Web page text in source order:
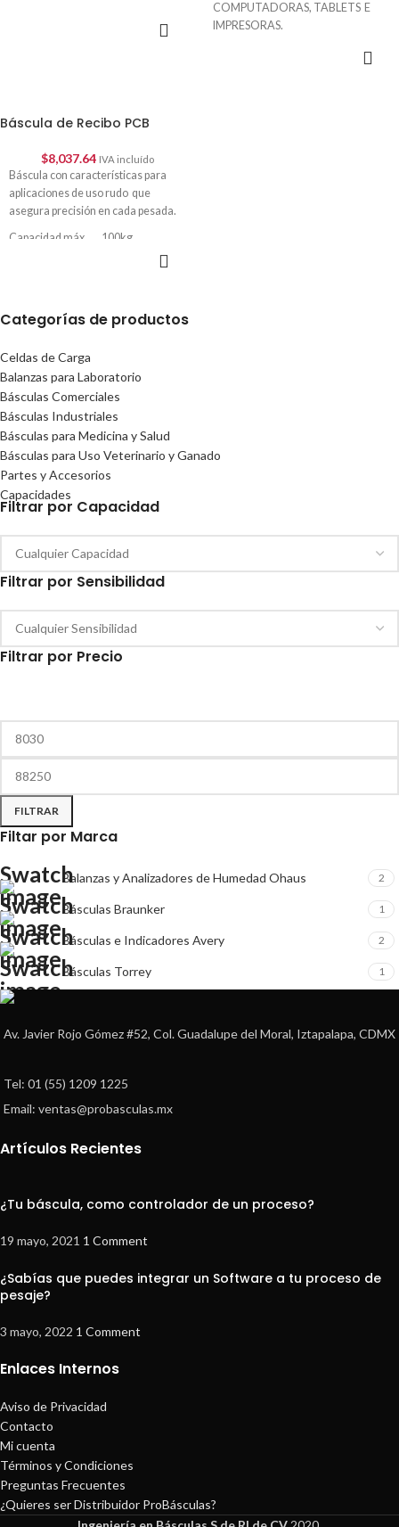
COMPUTADORAS, TABLETS E
IMPRESORAS.
Su conectividad inalámbrica nos
Báscula de Recibo PCB
$8,037.64 IVA incluído
Báscula con características para
aplicaciones de uso rudo que
asegura precisión en cada pesada.
Capacidad máx. 100kg
Categorías de productos
Celdas de Carga
Balanzas para Laboratorio
Básculas Comerciales
Básculas Industriales
Básculas para Medicina y Salud
Básculas para Uso Veterinario y Ganado
Partes y Accesorios
Capacidades
Filtrar por Capacidad
Filtrar por Sensibilidad
Filtrar por Precio
FILTRAR
Filtar por Marca
Balanzas y Analizadores de Humedad Ohaus 2
Básculas Braunker 1
Básculas e Indicadores Avery 2
Básculas Torrey 1
Av. Javier Rojo Gómez #52, Col. Guadalupe del Moral, Iztapalapa, CDMX
Tel: 01 (55) 1209 1225
Email: ventas@probasculas.mx
Artículos Recientes
¿Tu báscula, como controlador de un proceso?
19 mayo, 2021 1 Comment
¿Sabías que puedes integrar un Software a tu proceso de
pesaje?
3 mayo, 2022 1 Comment
Enlaces Internos
Aviso de Privacidad
Contacto
Mi cuenta
Términos y Condiciones
Preguntas Frecuentes
¿Quieres ser Distribuidor ProBásculas?